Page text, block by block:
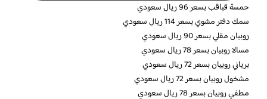
حمسة قباقب بسعر 96 ريال سعودي
سمك دفتر مشوي بسعر 114 ريال سعودي
روبيان مقلي بسعر 90 ريال سعودي
مسالا روبيان بسعر 78 ريال سعودي
برياني روبيان بسعر 72 ريال سعودي
مشخول روبيان بسعر 72 ريال سعودي
مطفي روبيان بسعر 78 ريال سعودي